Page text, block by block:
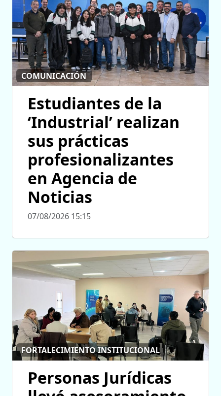
COMUNICACIÓN
Estudiantes de la
‘Industrial’ realizan
sus prácticas
profesionalizantes
en Agencia de
Noticias
07/08/2026 15:15
FORTALECIMIENTO INSTITUCIONAL
Personas Jurídicas